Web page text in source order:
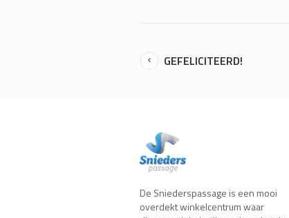
GEFELICITEERD!
De Sniederspassage is een mooi
overdekt winkelcentrum waar